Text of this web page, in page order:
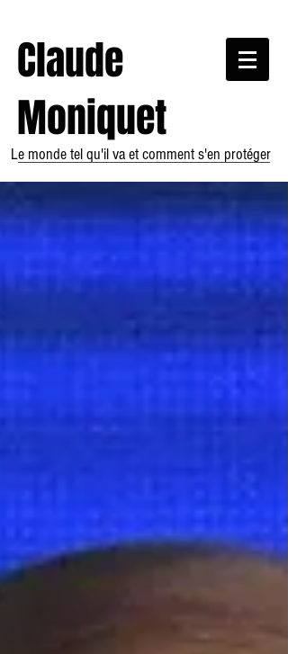
Claude
Moniquet
Le monde tel qu'il va et comment s'en protéger